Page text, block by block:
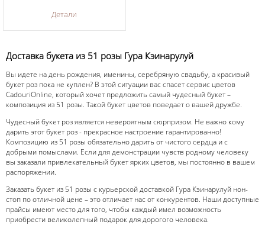
Детали
Доставка букета из 51 розы Гура Кэинарулуй
Вы идете на день рождения, именины, серебряную свадьбу, а красивый
букет роз пока не куплен? В этой ситуации вас спасет сервис цветов
CadouriOnline, который хочет предложить самый чудесный букет –
композиция из 51 розы. Такой букет цветов поведает о вашей дружбе.
Чудесный букет роз является невероятным сюрпризом. Не важно кому
дарить этот букет роз - прекрасное настроение гарантированно!
Композицию из 51 розы обязательно дарить от чистого сердца и с
добрыми помыслами. Если для демонстрации чувств родному человеку
вы заказали привлекательный букет ярких цветов, мы постоянно в вашем
распоряжении.
Заказать букет из 51 розы с курьерской доставкой Гура Кэинарулуй нон-
стоп по отличной цене – это отличает нас от конкурентов. Наши доступные
прайсы имеют место для того, чтобы каждый имел возможность
приобрести великолепный подарок для дорогого человека.